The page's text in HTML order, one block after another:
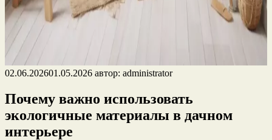
02.06.202601.05.2026 автор: administrator
Почему важно использовать
экологичные материалы в дачном
интерьере